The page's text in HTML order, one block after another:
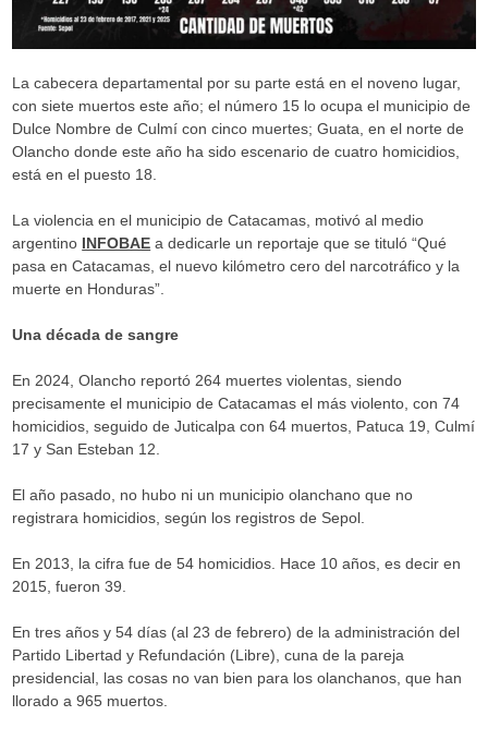
La cabecera departamental por su parte está en el noveno lugar,
con siete muertos este año; el número 15 lo ocupa el municipio de
Dulce Nombre de Culmí con cinco muertes; Guata, en el norte de
Olancho donde este año ha sido escenario de cuatro homicidios,
está en el puesto 18.
La violencia en el municipio de Catacamas, motivó al medio
argentino INFOBAE a dedicarle un reportaje que se tituló “Qué
pasa en Catacamas, el nuevo kilómetro cero del narcotráfico y la
muerte en Honduras”.
Una década de sangre
En 2024, Olancho reportó 264 muertes violentas, siendo
precisamente el municipio de Catacamas el más violento, con 74
homicidios, seguido de Juticalpa con 64 muertos, Patuca 19, Culmí
17 y San Esteban 12.
El año pasado, no hubo ni un municipio olanchano que no
registrara homicidios, según los registros de Sepol.
En 2013, la cifra fue de 54 homicidios. Hace 10 años, es decir en
2015, fueron 39.
En tres años y 54 días (al 23 de febrero) de la administración del
Partido Libertad y Refundación (Libre), cuna de la pareja
presidencial, las cosas no van bien para los olanchanos, que han
llorado a 965 muertos.